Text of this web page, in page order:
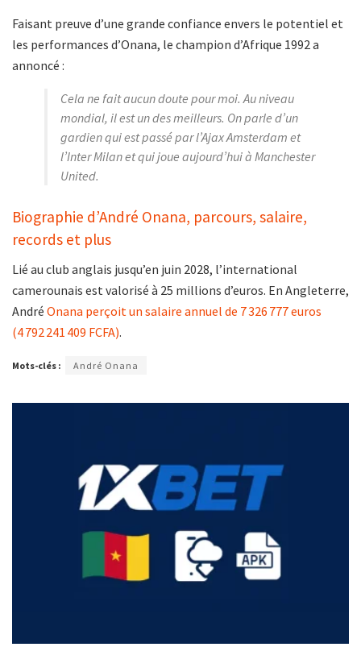
Faisant preuve d’une grande confiance envers le potentiel et
les performances d’Onana, le champion d’Afrique 1992 a
annoncé :
Cela ne fait aucun doute pour moi. Au niveau
mondial, il est un des meilleurs. On parle d’un
gardien qui est passé par l’Ajax Amsterdam et
l’Inter Milan et qui joue aujourd’hui à Manchester
United.
Biographie d’André Onana, parcours, salaire,
records et plus
Lié au club anglais jusqu’en juin 2028, l’international
camerounais est valorisé à 25 millions d’euros. En Angleterre,
André Onana perçoit un salaire annuel de 7 326 777 euros
(4 792 241 409 FCFA).
Mots-clés : André Onana